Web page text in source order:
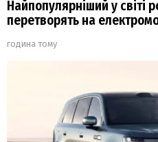
Найпопулярніший у світі
перетворять на
година тому